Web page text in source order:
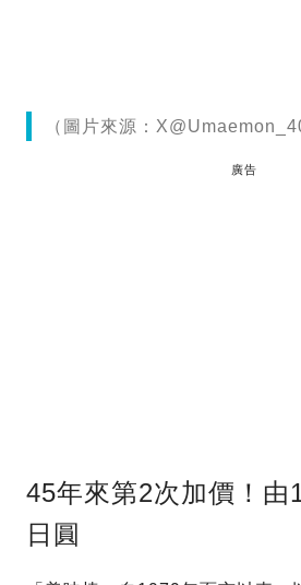
（圖片來源：
廣告
45年來第2次加價！由
日圓